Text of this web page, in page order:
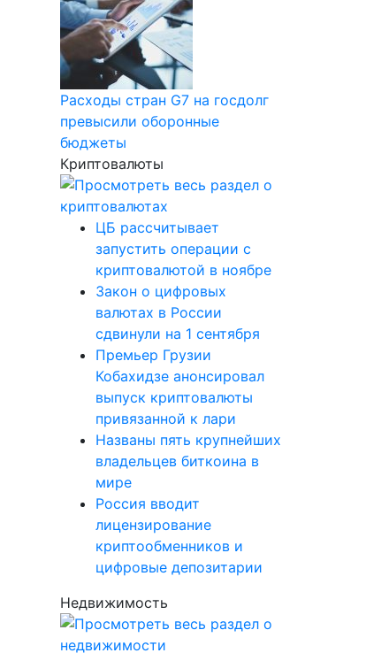
Расходы стран G7 на госдолг
превысили оборонные
бюджеты
Криптовалюты
ЦБ рассчитывает
запустить операции с
криптовалютой в ноябре
Закон о цифровых
валютах в России
сдвинули на 1 сентября
Премьер Грузии
Кобахидзе анонсировал
выпуск криптовалюты
привязанной к лари
Названы пять крупнейших
владельцев биткоина в
мире
Россия вводит
лицензирование
криптообменников и
цифровые депозитарии
Недвижимость